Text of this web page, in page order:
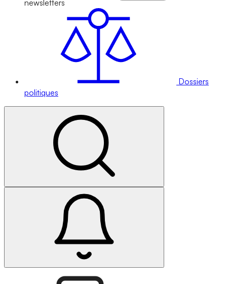
newsletters
Dossiers
politiques